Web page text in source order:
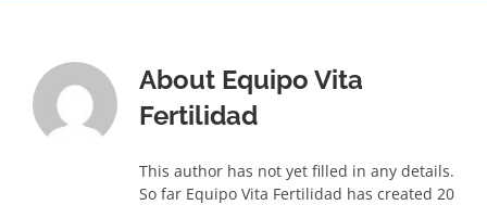
About Equipo Vita
Fertilidad
This author has not yet filled in any details.
So far Equipo Vita Fertilidad has created 20